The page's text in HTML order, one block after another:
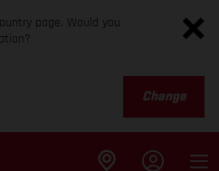
page. Would you
Change